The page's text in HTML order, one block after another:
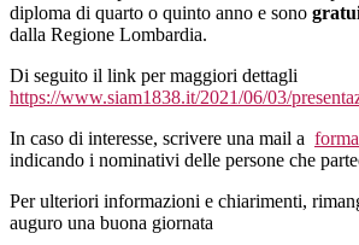
diploma di quarto o quinto anno e sono
dalla Regione Lombardia.
Di seguito il link per maggiori dettagli
https://www.siam1838.it/2021/06/03/
In caso di interesse, scrivere una mail a
indicando i nominativi delle persone che
Per ulteriori informazioni e chiarimenti,
auguro una buona giornata